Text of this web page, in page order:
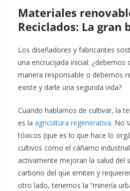
Materiales
Reciclados: La gran
Los diseñadores y fabricantes
una encrucijada inicial: ¿debemos
manera responsable o debemos
existe y darle una segunda vida?
Cuando hablamos de cultivar, la
es la agricultura regenerativa. No
tóxicos (que es lo que hace lo
cultivos como el cáñamo
activamente mejoran la salud del
carbono del que emiten y
otro lado, tenemos la “minería